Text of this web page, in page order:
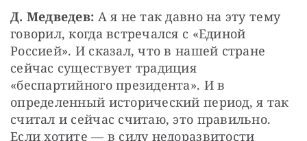
Д. Медведев: А я не так давно на эту тему
говорил, когда встречался с «Единой
Россией». И сказал, что в нашей стране
сейчас существует традиция
«беспартийного президента». И в
определенный исторический период, я так
считал и сейчас считаю, это правильно.
Если хотите — в силу недоразвитости